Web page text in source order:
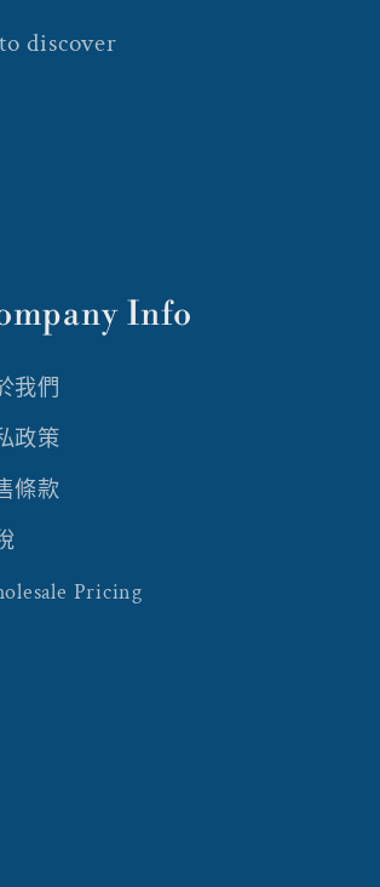
discover
Info
我們
政策
條款
Pricing